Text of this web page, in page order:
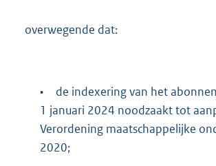
overwegende dat:
•
de indexering van het
1 januari 2024 noodzaakt tot
Verordening maatschappelijke
2020;